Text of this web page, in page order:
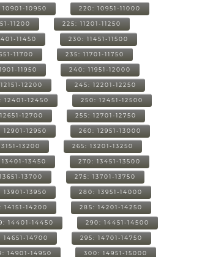
10901-10950 220: 10951-11000
11200 225: 11201-11250
11450 230: 11451-11500
11700 235: 11701-11750
11950 240: 11951-12000
12200 245: 12201-12250
12401-12450 250: 12451-12500
12700 255: 12701-12750
12901-12950 260: 12951-13000
13200 265: 13201-13250
13450 270: 13451-13500
13700 275: 13701-13750
13901-13950 280: 13951-14000
14151-14200 285: 14201-14250
14401-14450 290: 14451-14500
14651-14700 295: 14701-14750
14901-14950 300: 14951-15000